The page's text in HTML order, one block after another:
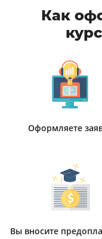
Как
Оформляете
Вы вносите